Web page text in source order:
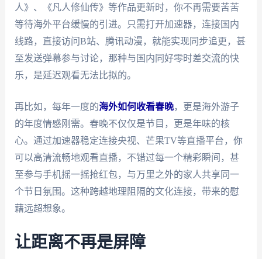
人》、《凡人修仙传》等作品更新时，你不再需要苦苦
等待海外平台缓慢的引进。只需打开加速器，连接国内
线路，直接访问B站、腾讯动漫，就能实现同步追更，甚
至发送弹幕参与讨论，那种与国内同好零时差交流的快
乐，是延迟观看无法比拟的。
再比如，每年一度的海外如何收看春晚，更是海外游子
的年度情感刚需。春晚不仅仅是节目，更是年味的核
心。通过加速器稳定连接央视、芒果TV等直播平台，你
可以高清流畅地观看直播，不错过每一个精彩瞬间，甚
至参与手机摇一摇抢红包，与万里之外的家人共享同一
个节日氛围。这种跨越地理阻隔的文化连接，带来的慰
藉远超想象。
让距离不再是屏障